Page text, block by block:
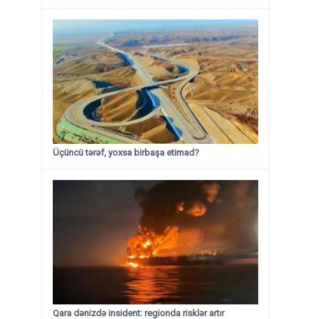
Üçüncü tərəf, yoxsa birbaşa etimad?
Qara dənizdə insident: regionda risklər artır